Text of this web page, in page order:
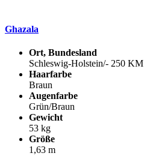
Ghazala
Ort, Bundesland
Schleswig-Holstein/- 250 KM
Haarfarbe
Braun
Augenfarbe
Grün/Braun
Gewicht
53 kg
Größe
1,63 m